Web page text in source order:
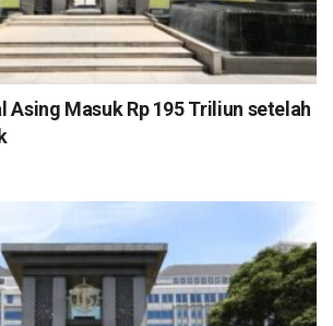
Asing Masuk Rp 195 Triliun setelah